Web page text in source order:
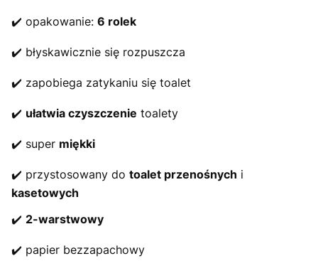
✔️ opakowanie: 6 rolek
✔️ błyskawicznie się rozpuszcza
✔️ zapobiega zatykaniu się toalet
✔️ ułatwia czyszczenie toalety
✔️ super miękki
✔️ przystosowany do toalet przenośnych i
kasetowych
✔️ 2-warstwowy
✔️ papier bezzapachowy